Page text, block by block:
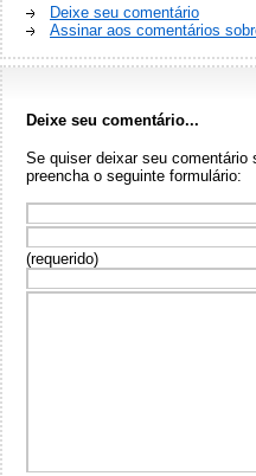
Deixe seu comentário
Assinar aos comentários
Deixe seu comentário...
Se quiser deixar seu
preencha o seguinte formulário:
(requerido)